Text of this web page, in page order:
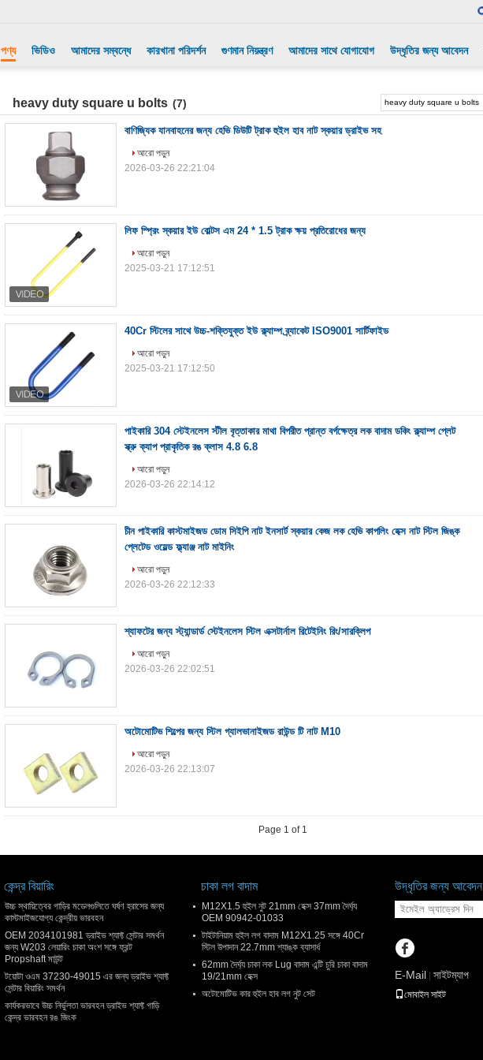
পণ্য ভিডিও আমাদের সম্বন্ধে কারখানা পরিদর্শন গুণমান নিয়ন্ত্রণ আমাদের সাথে যোগাযোগ উদ্ধৃতির জন্য আবেদন
heavy duty square u bolts (7)
বাণিজ্যিক যানবাহনের জন্য হেভি ডিউটি ট্রাক হুইল হাব নাট স্কয়ার ড্রাইভ সহ
আরো পড়ুন
2026-03-26 22:21:04
লিফ স্প্রিং স্কয়ার ইউ বোল্টস এম 24 * 1.5 ট্রাক ক্ষয় প্রতিরোধের জন্য
আরো পড়ুন
2025-03-21 17:12:51
40Cr স্টিলের সাথে উচ্চ-শক্তিযুক্ত ইউ ক্ল্যাম্প ব্র্যাকেট ISO9001 সার্টিফাইড
আরো পড়ুন
2025-03-21 17:12:50
পাইকারি 304 স্টেইনলেস স্টীল বৃত্তাকার মাথা বিপরীত প্রান্ত বর্গক্ষেত্র লক বাদাম ডকিং ক্ল্যাম্প প্লেট
স্ক্রু ক্যাপ প্রাকৃতিক রঙ ক্লাস 4.8 6.8
আরো পড়ুন
2026-03-26 22:14:12
চীন পাইকারি কাস্টমাইজড ডোম সিইপি নাট ইনসার্ট স্কয়ার কেজ লক হেভি কাপলিং হেক্স নাট স্টিল জিঙ্ক
প্লেটেড ওয়েল্ড ফ্ল্যাঞ্জ নাট মাইনিং
আরো পড়ুন
2026-03-26 22:12:33
শ্যাফটের জন্য স্ট্যান্ডার্ড স্টেইনলেস স্টিল এক্সটার্নাল রিটেইনিং রিং/সারক্লিপ
আরো পড়ুন
2026-03-26 22:02:51
অটোমোটিভ শিল্পের জন্য স্টিল গ্যালভানাইজড রাউন্ড টি নাট M10
আরো পড়ুন
2026-03-26 22:13:07
Page 1 of 1
কেন্দ্র বিয়ারিং
উচ্চ স্থায়িত্বের গাড়ির মডেলগুলিতে ঘর্ষণ হ্রাসের জন্য
কাস্টমাইজযোগ্য কেন্দ্রীয় ভারবহন
OEM 2034101981 ড্রাইভ শ্যাফ্ট সেন্টার সমর্থন
জন্য W203 লেয়ারিং চাকা অংশ সঙ্গে ফ্রন্ট
Propshaft মাউন্ট
টয়োটা ওএম 37230-49015 এর জন্য ড্রাইভ শ্যাফ্ট
সেন্টার বিয়ারিং সমর্থন
কার্যকরভাবে উচ্চ নির্ভুলতা ভারবহন ড্রাইভ শ্যাফ্ট গাড়ি
কেন্দ্র ভারবহন রঙ জিংক
চাকা লগ বাদাম
M12X1.5 হুইল নুট 21mm হেক্স 37mm দৈর্ঘ্য
OEM 90942-01033
টাইটানিয়াম হুইল লগ বাদাম M12X1.25 সঙ্গে 40Cr
স্টিল উপাদান 22.7mm শ্যাঙ্ক ব্যাসার্ধ
62mm দৈর্ঘ্য চাকা লক Lug বাদাম এন্টি চুরি চাকা বাদাম
19/21mm হেক্স
অটোমোটিভ কার হুইল হাব লগ নুট সেট
উদ্ধৃতির জন্য আবেদন
E-Mail সাইটম্যাপ
মোবাইল সাইট